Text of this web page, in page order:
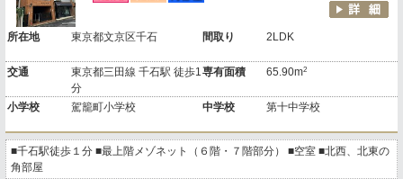
所在地 東京都文京区千石 間取り 2LDK
交通
東京都三田線 千石駅 徒歩1
分
専有面積 65.90m2
小学校 駕籠町小学校 中学校 第十中学校
■千石駅徒歩１分 ■最上階メゾネット（６階・７階部分） ■空室 ■北西、北東の
角部屋